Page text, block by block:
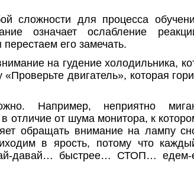
сложности для процесса
означает ослабление
его замечать.
на гудение холодильника,
двигатель», которая
Например, неприятно
отличие от шума монитора, к
обращать внимание на лампу
в ярость, потому что
давай… быстрее… СТОП… едем-